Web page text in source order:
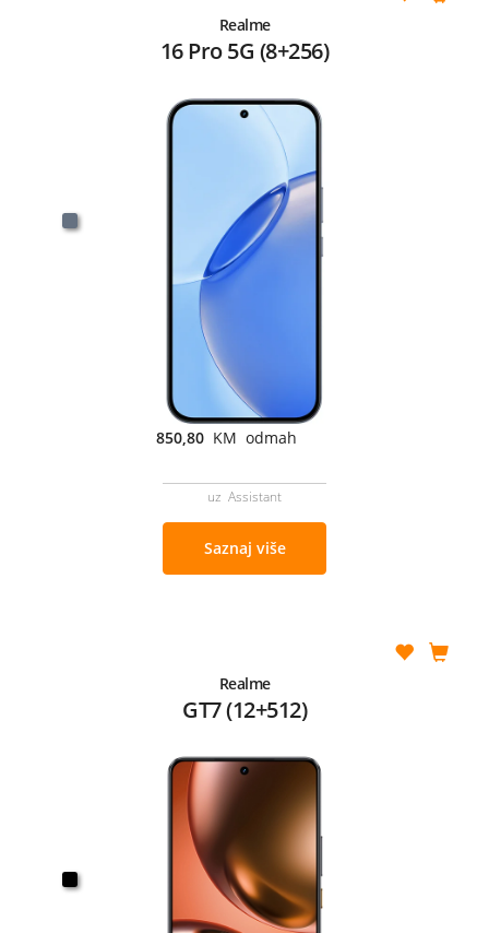
Realme
16 Pro 5G (8+256)
850,80 KM odmah
uz Assistant
Saznaj više
Realme
GT7 (12+512)